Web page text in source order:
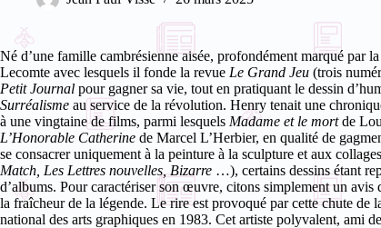
Né d’une famille cambrésienne aisée, profondément marqué
Lecomte avec lesquels il fonde la revue Le Grand Jeu (trois
Petit Journal pour gagner sa vie, tout en pratiquant le dessin
Surréalisme au service de la révolution. Henry tenait une
à une vingtaine de films, parmi lesquels Madame et le mort de
L’Honorable Catherine de Marcel L’Herbier, en qualité de
se consacrer uniquement à la peinture à la sculpture et aux
Match, Les Lettres nouvelles, Bizarre …), certains dessins étant
d’albums. Pour caractériser son œuvre, citons simplement un avis
la fraîcheur de la légende. Le rire est provoqué par cette chute de
national des arts graphiques en 1983. Cet artiste polyvalent, ami